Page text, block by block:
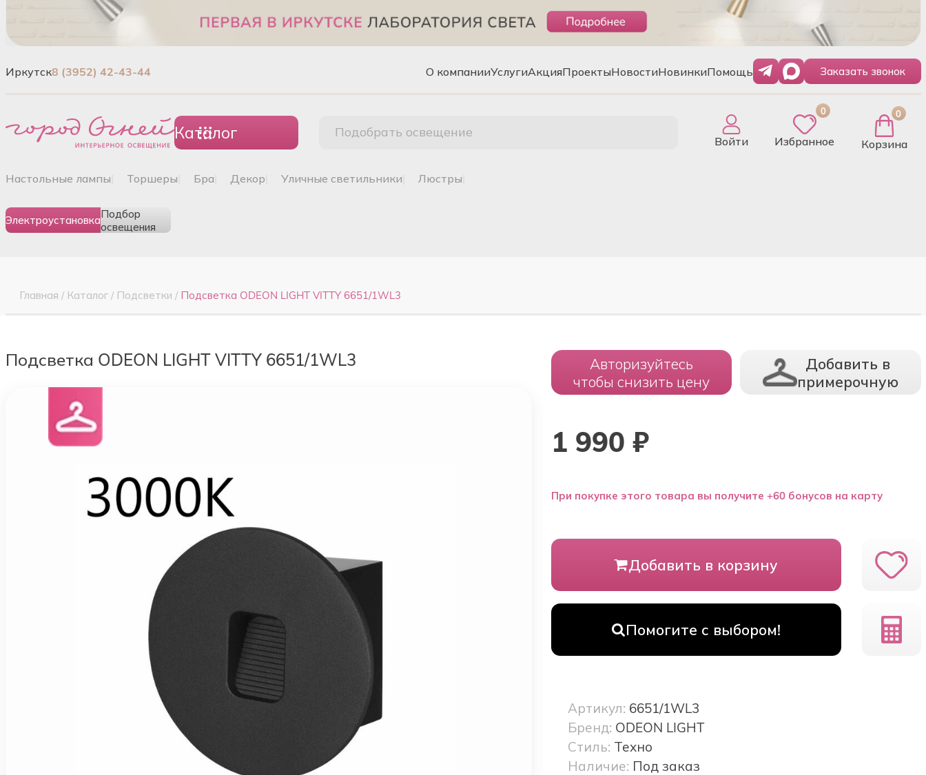
Иркутск8 (3952) 42-43-44 О компанииУслугиАкцияПроектыНовостиНовинкиПомощь Заказать звонок
Каталог Подобрать освещение
Войти
0
Избранное
0
Корзина
настольные лампы торшеры бра декор уличные светильники люстры
ЭлектроустановкаПодбор
освещения
Главная / Каталог / Подсветки / Подсветка ODEON LIGHT VITTY 6651/1WL3
Подсветка ODEON LIGHT VITTY 6651/1WL3
Авторизуйтесь
чтобы снизить цену
Добавить в
примерочную
1 990 ₽
При покупке этого товара вы получите +60 бонусов на карту
Добавить в корзину
Помогите с выбором!
Артикул: 6651/1WL3
Бренд: ODEON LIGHT
Стиль: Техно
Наличие: Под заказ